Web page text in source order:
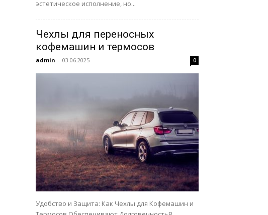
эстетическое исполнение, но...
Чехлы для переносных
кофемашин и термосов
admin - 03.06.2025 0
Удобство и Защита: Как Чехлы для Кофемашин и